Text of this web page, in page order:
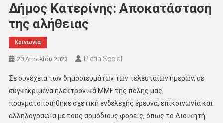
Δήμος Κατερίνης: Αποκατάσταση
της αλήθειας
Κοινωνία
20 Απριλίου 2023 Pieria Social
Σε συνέχεια των δημοσιευμάτων των τελευταίων ημερών, σε
συγκεκριμένα ηλεκτρονικά ΜΜΕ της πόλης μας,
πραγματοποιήθηκε σχετική ενδελεχής έρευνα, επικοινωνία και
αλληλογραφία με τους αρμόδιους φορείς, όπως το Διοικητή